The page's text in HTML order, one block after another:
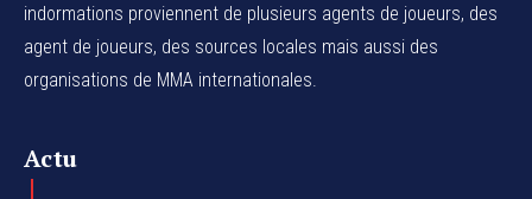
indormations proviennent de plusieurs agents de joueurs, des
agent de joueurs, des sources locales mais aussi des
organisations de MMA internationales.
Actu